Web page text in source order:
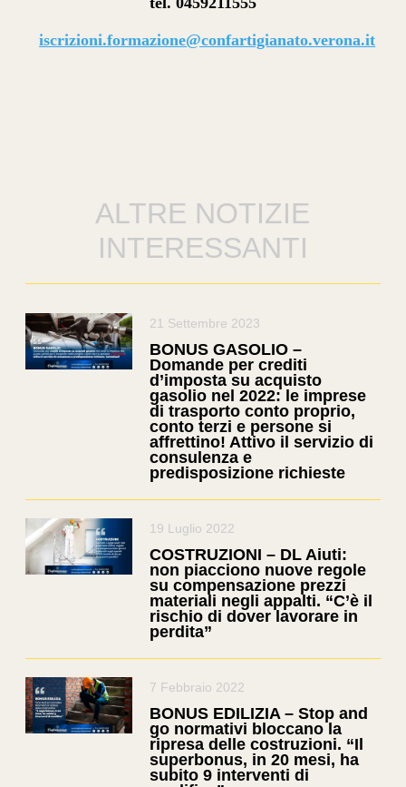
iscrizioni.formazione@confartigianato.verona.it
ALTRE NOTIZIE
INTERESSANTI
21 Settembre 2023
BONUS GASOLIO –
Domande per crediti
d’imposta su acquisto
gasolio nel 2022: le imprese
di trasporto conto proprio,
conto terzi e persone si
affrettino! Attivo il servizio di
consulenza e
predisposizione richieste
19 Luglio 2022
COSTRUZIONI – DL Aiuti:
non piacciono nuove regole
su compensazione prezzi
materiali negli appalti. “C’è il
rischio di dover lavorare in
perdita”
7 Febbraio 2022
BONUS EDILIZIA – Stop and
go normativi bloccano la
ripresa delle costruzioni. “Il
superbonus, in 20 mesi, ha
subito 9 interventi di